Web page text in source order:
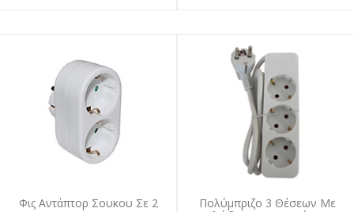
Φις Αντάπτορ Σουκου Σε 2
Πολύμπριζο 3 Θέσεων Με